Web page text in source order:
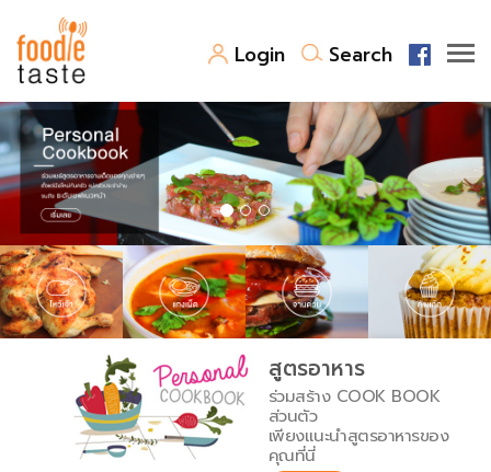
Login Search
สูตรอาหาร
สูตรอาหารล่าสุด
Top Foodie
พาไปชิม
สารพันก้นครัว
เคล็ดลับน่ารู้
เปรียบเทียบหน่วยการตวง
เปรียบเทียบอุณหภูมิ
เปรียบเทียบน้ำหนักวัตถุดิบ
FoodPedia
สร้าง Cookbook
สูตรอาหาร
ร่วมสร้าง COOK BOOK
ส่วนตัว
เพียงแนะนำสูตรอาหารของ
คุณที่นี่